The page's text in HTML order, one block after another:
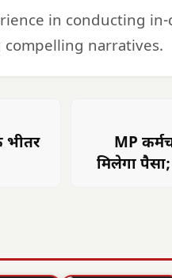
in conducting
narratives.
भीतर
MP
मिलेगा